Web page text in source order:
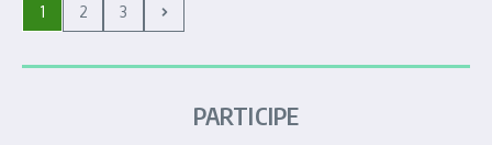
1 2 3
PARTICIPE